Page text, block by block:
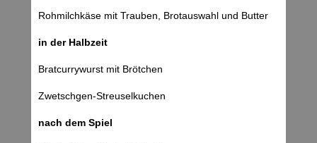
Rohmilchkäse mit Trauben, Brotauswahl und Butter
in der Halbzeit
Bratcurrywurst mit Brötchen
Zwetschgen-Streuselkuchen
nach dem Spiel